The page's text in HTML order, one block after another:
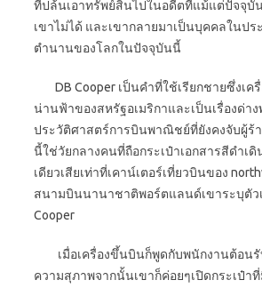
ที่ปล้นเอาทรัพย์สินไปในอดีตที่แม้แต่ปัจจุบั
เขาไม่ได้ และเขากลายมาเป็นบุคคลในปร
ตำนานของโลกในปัจจุบันนี้
DB Cooper เป็นคำที่ใช้เรียกชายซึ่งเค
น่านฟ้าของสหรัฐอเมริกาและเป็นเรื่องด่าง
ประวัติศาสตร์การบินพาณิชย์ที่ยังคงจับผู้ร้
นี้ใช่วัยกลางคนที่ถือกระเป๋าเอกสารสีดำเดิ
เดียวเสียเท่าที่เคาน์เตอร์เที่ยวบินของ
สนามบินนานาชาติพอร์ตแลนด์เขาระบุตัวเ
Cooper
เมื่อเครื่องขึ้นบินก็พูดกับพนักงานต้อนรั
ความสุภาพจากนั้นเขาก็ค่อยๆเปิดกระเป๋า